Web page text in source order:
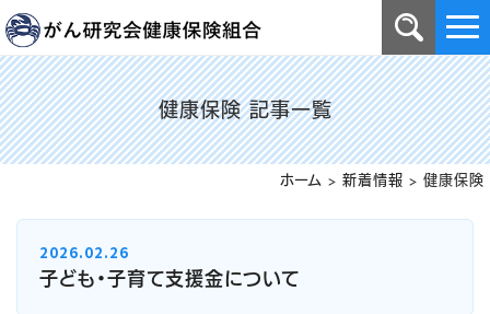
ホーム > 新着情報 > 健康保険
健康保険 記事一覧
2026.02.26
子ども・子育て支援金について